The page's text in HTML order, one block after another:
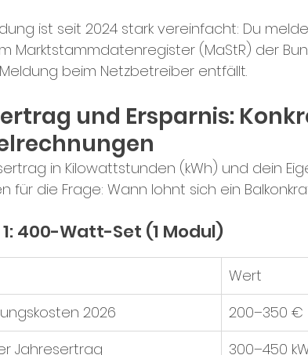
ist seit 2024 stark vereinfacht: Du
Marktstammdatenregister (MaStR) der
beim Netzbetreiber entfällt.
und Ersparnis:
in Kilowattstunden (kWh) und dein
für die Frage: Wann lohnt sich ein
400-Watt-Set (1 Modul)
Wert
2026
200–350 €
Jahresertrag
300–450